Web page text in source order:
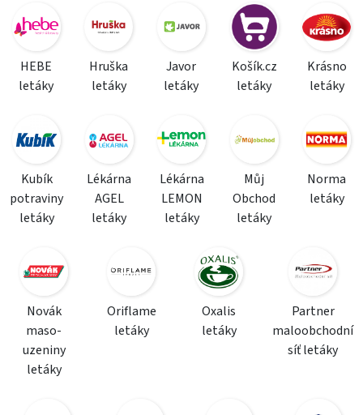
HEBE
letáky
Hruška
letáky
Javor
letáky
Košík.cz
letáky
Krásno
letáky
Kubík
potraviny
letáky
Lékárna
AGEL
letáky
Lékárna
LEMON
letáky
Můj
Obchod
letáky
Norma
letáky
Novák
maso-
uzeniny
letáky
Oriflame
letáky
Oxalis
letáky
Partner
maloobchodní
síť letáky